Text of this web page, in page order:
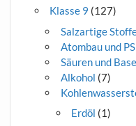
Klasse 9 (127)
Salzartige
Atombau und
Säuren und
Alkohol (7)
Erdöl (1)